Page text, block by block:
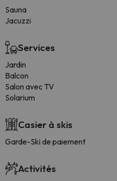
Sauna
Jacuzzi
Services
Jardin
Balcon
Salon avec TV
Solarium
Casier à skis
Garde-Ski de paiement
Activités